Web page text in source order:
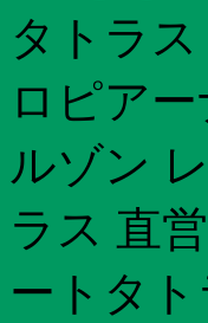
タトラ
ロピア
ルゾン
ラス 直
ートタ